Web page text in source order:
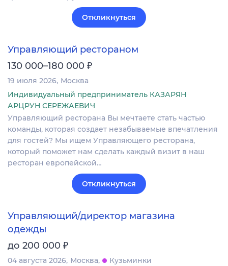
Откликнуться
Управляющий рестораном
130 000–180 000 ₽
19 июля 2026 Москва
Индивидуальный предприниматель КАЗАРЯН
АРЦРУН СЕРЕЖАЕВИЧ
Управляющий ресторана Вы мечтаете стать частью
команды, которая создает незабываемые впечатления
для гостей? Мы ищем Управляющего ресторана,
который поможет нам сделать каждый визит в наш
ресторан европейской…
Откликнуться
Управляющий/директор магазина
одежды
до 200 000 ₽
04 августа 2026 Москва
Кузьминки